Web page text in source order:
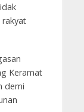
Keramat
demi